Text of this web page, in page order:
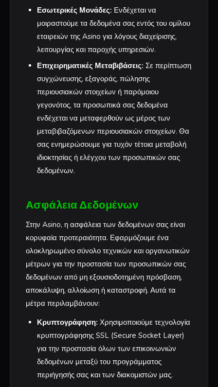
Εσωτερικές Μονάδες: Ενδέχεται να
μοιραστούμε τα δεδομένα σας εντός του ομίλου
εταιρειών της Asino για λόγους διαχείρισης,
λειτουργίας και παροχής υπηρεσιών.
Επιχειρηματικές Μεταβιβάσεις: Σε περίπτωση
συγχώνευσης, εξαγοράς, πώλησης
περιουσιακών στοιχείων ή παρόμοιου
γεγονότος, τα προσωπικά σας δεδομένα
ενδέχεται να μεταφερθούν ως μέρος των
μεταβιβαζόμενων περιουσιακών στοιχείων. Θα
σας ενημερώσουμε για τυχόν τέτοια μεταβολή
ιδιοκτησίας ή ελέγχου των προσωπικών σας
δεδομένων.
Ασφάλεια Δεδομένων
Στην Asino, η ασφάλεια των δεδομένων σας είναι
κορυφαία προτεραιότητα. Εφαρμόζουμε ένα
ολοκληρωμένο σύνολο τεχνικών και οργανωτικών
μέτρων για την προστασία των προσωπικών σας
δεδομένων από μη εξουσιοδοτημένη πρόσβαση,
αποκάλυψη, αλλοίωση ή καταστροφή. Αυτά τα
μέτρα περιλαμβάνουν:
Κρυπτογράφηση: Χρησιμοποιούμε τεχνολογία
κρυπτογράφησης SSL (Secure Socket Layer)
για την προστασία όλων των επικοινωνιών
δεδομένων μεταξύ του προγράμματος
περιήγησής σας και των διακομιστών μας.